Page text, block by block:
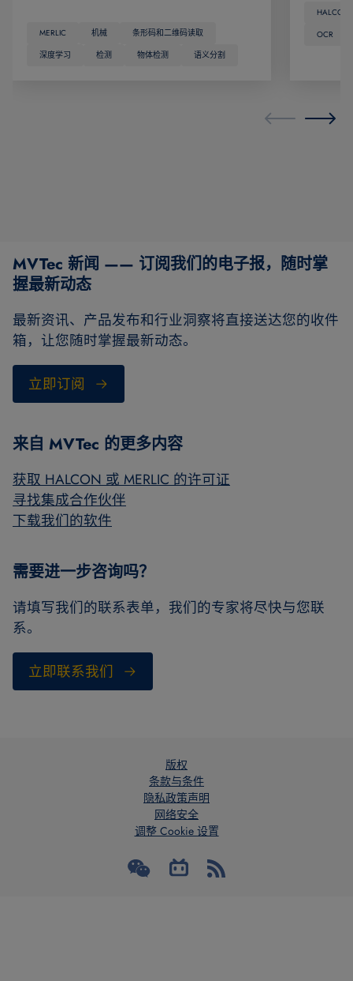
MERLIC 机械
条形码和二维码读取
深度学习
检测 物体检测 语义分割
HALCON
OCR
MVTec 新闻 —— 订阅我们的电子报，随时掌
握最新动态
最新资讯、产品发布和行业洞察将直接送达您的收件
箱，让您随时掌握最新动态。
立即订阅
来自 MVTec 的更多内容
获取 HALCON 或 MERLIC 的许可证
寻找集成合作伙伴
下载我们的软件
需要进一步咨询吗？
请填写我们的联系表单，我们的专家将尽快与您联
系。
立即联系我们
版权
条款与条件
隐私政策声明
网络安全
调整 Cookie 设置